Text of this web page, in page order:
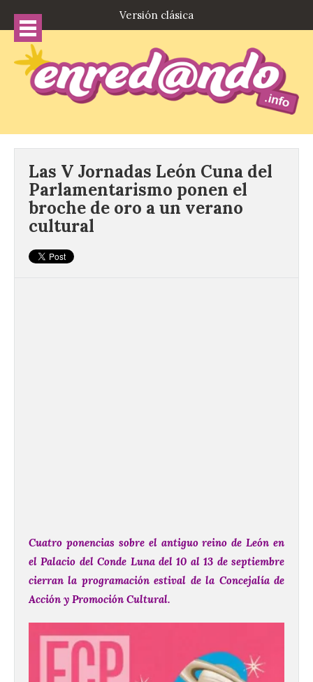
Versión clásica
Las V Jornadas León Cuna del
Parlamentarismo ponen el
broche de oro a un verano
cultural
Cuatro ponencias sobre el antiguo reino de León en
el Palacio del Conde Luna del 10 al 13 de septiembre
cierran la programación estival de la Concejalía de
Acción y Promoción Cultural.